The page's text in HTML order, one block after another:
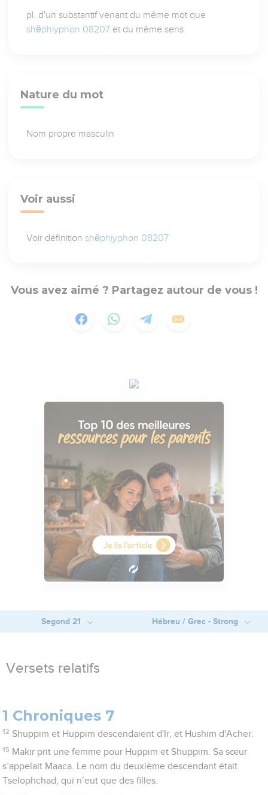
pl. d'un substantif venant du même mot que
shĕphiyphon 08207 et du même sens
Nature du mot
Nom propre masculin
Voir aussi
Voir définition shĕphiyphon 08207
Vous avez aimé ? Partagez autour de vous !
Segond 21 Hébreu / Grec - Strong
Versets relatifs
1 Chroniques 7
12 Shuppim et Huppim descendaient d'Ir, et Hushim d'Acher.
15 Makir prit une femme pour Huppim et Shuppim. Sa sœur
s’appelait Maaca. Le nom du deuxième descendant était
Tselophchad, qui n’eut que des filles.